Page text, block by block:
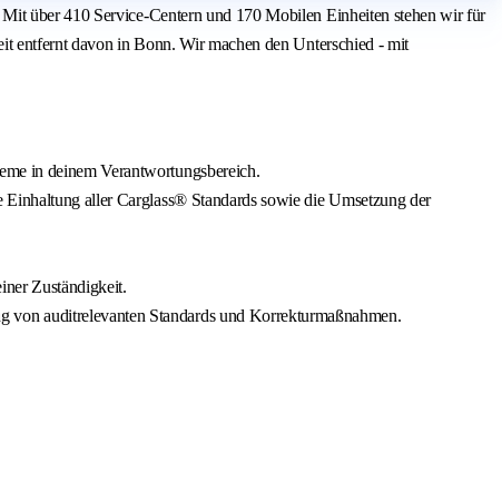
über 410 Service-Centern und 170 Mobilen Einheiten stehen wir für
entfernt davon in Bonn. Wir machen den Unterschied - mit
in deinem Verantwortungsbereich.
aller Carglass® Standards sowie die Umsetzung der
Zuständigkeit.
auditrelevanten Standards und Korrekturmaßnahmen.